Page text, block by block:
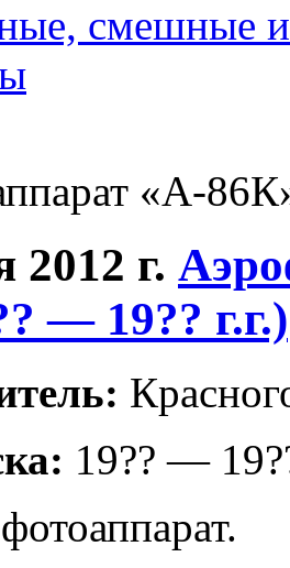
смешные
«А-
2012 г.
— 19?? г.г.)
19?? —